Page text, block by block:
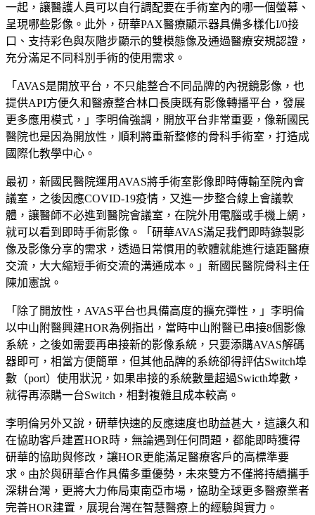
一起，讓醫護人員可以自行調配要在手術室內的哪一個螢幕、
呈現哪些影像。此外，研華PAX醫療顯示器具備多樣化I/0接
口、支持彩色與灰階步顯示的雙模態像及通過醫療安規認證，
充分滿足不同科別手術的使用需求。
「AVAS是開放平台，不只能整合不同品牌的內視鏡影像，也
提供API方便久和醫療整合林口長庚既有影像轉播平台，發展
更多應用模式，」李明倫強調，開放平台非常重要，像新國民
醫院也是因為開放性，順利將重新整修的骨科手術室，打造成
國際化教學中心。
最初，新國民醫院運用AVAS將手術室影像即時傳輸至院內會
議室，之後因應COVID-19疫情，又進一步整合線上會議軟
體，讓醫師不必進到醫院會議室，在院外用電腦或手機上網，
就可以看到即時手術影像。「研華AVAS滿足我們即時錄製影
像及影像分享的需求，透過日常慣用的軟體就能進行遠距醫療
交流，大大縮短手術交流的溝通成本。」新國民醫院骨科主任
陳加憲說。
「除了開放性，AVAS平台也具備高度的擴充彈性，」李明倫
以中山附醫興建HOR為例指出，當時中山附醫已串接8個影像
系統，之後如需要再串接新的影像系統，只要添購AVAS解碼
器即可，相當方便簡單，但其他品牌的系統卻得評估Switch埠
數（port）使用狀況，如果串接的系統數量超過Swicth埠數，
就得再添購一台Switch，相對複雜且成本較高。
李明倫另外又說，研華快速的反應速度也助益甚大，這讓久和
在協助客戶建置HOR時，無論遇到任何問題，都能即時獲得
研華的協助與修改，讓HOR更能滿足醫療客戶的高標準要
求。由於與研華合作具備多重優勢，未來雙方不僅將持續攜手
深耕台灣，更將大力佈局東南亞市場，協助全球更多醫療業者
完善HOR建置，展現台灣在智慧醫療上的經驗與實力。